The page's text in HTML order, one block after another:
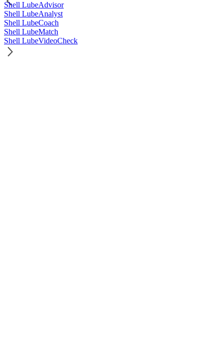
Shell LubeAdvisor
Shell LubeAnalyst
Shell LubeCoach
Shell LubeMatch
Shell LubeVideoCheck